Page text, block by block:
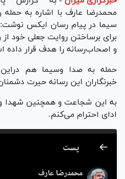
محمدرضا عارف با اشاره به
سیما در پیام رسان ایکس
برای برساختن روایت جعلی خود از
و اصحاب‌رسانه را هدف قرار داده
حمله به صدا وسیما هم
خبرنگاران این رسانه حیرت
به این شجاعت و همچنین شهدا
ادای احترام می‌کنم.